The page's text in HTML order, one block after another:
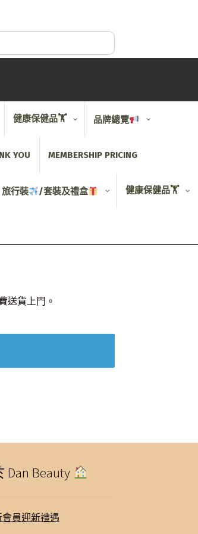
健康保健品🏋️ 品牌總覽
YOU MEMBERSHIP PRICING
旅行裝 /套裝及禮盒 健康保健品🏋️
送貨上門。
Dan Beauty
會員迎新禮遇